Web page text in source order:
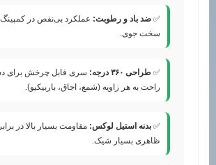
✅ضد باد و رطوبت:عملکرد بی‌نقص در کمپینگ
سخت جوی.
✅طراحی ۳۶۰ درجه:
سری قابل چرخش برای
راحت به هر زاویه (شمع، اجاق، باربیکیو).
✅بدنه استیل لوکس: مقاومت بسیار بالا در
ظاهری بسیار شیک.